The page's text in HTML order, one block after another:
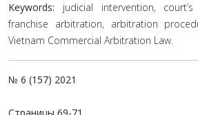
Keywords: judicial intervention,
franchise arbitration, arbitration
Vietnam Commercial Arbitration Law.
№ 6 (157) 2021